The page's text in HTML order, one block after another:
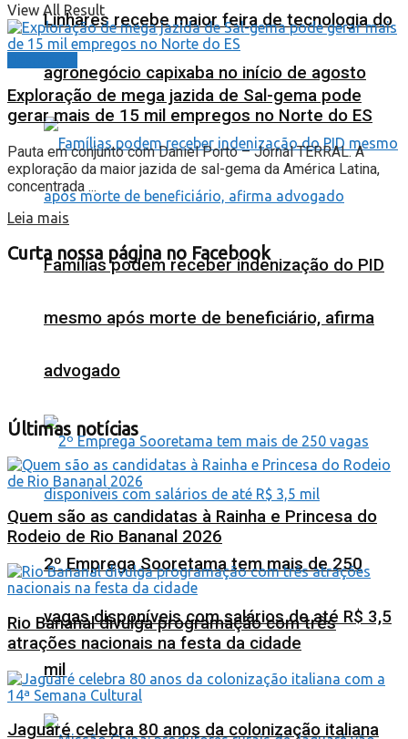
Linhares recebe maior feira de tecnologia do
agronegócio capixaba no início de agosto
Famílias podem receber indenização do PID
mesmo após morte de beneficiário, afirma
advogado
2º Emprega Sooretama tem mais de 250
vagas disponíveis com salários de até R$ 3,5
mil
View All Result
Exploração de mega jazida de Sal-gema pode
gerar mais de 15 mil empregos no Norte do ES
Pauta em conjunto com Daniel Porto – Jornal TERRAL. A
exploração da maior jazida de sal-gema da América Latina,
concentrada ...
Leia mais
Curta nossa página no Facebook
Últimas notícias
Quem são as candidatas à Rainha e Princesa do
Rodeio de Rio Bananal 2026
Rio Bananal divulga programação com três
atrações nacionais na festa da cidade
Jaguaré celebra 80 anos da colonização italiana